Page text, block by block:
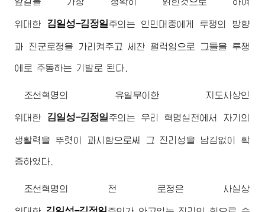
위대한 김일성-김정일주의 는 인민대중에게 투쟁의 방향
과 진군로정을 가리켜주고 세찬 펄럭임으로 그들을 투쟁
에로 추동하는 기발로 된다.
조선혁명의 유일무이한 지도사상인
위대한 김일성-김정일주의 는 우리 혁명실천에서 자기의
생활력을 뚜렷이 과시함으로써 그 진리성을 남김없이 확
증하였다.
조선혁명의 전 로정은 사실상